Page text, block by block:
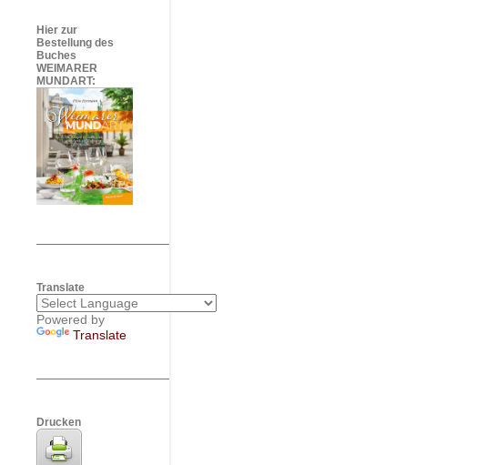
Hier zur
Bestellung des
Buches
WEIMARER
MUNDART:
Translate
Powered by
Translate
Drucken